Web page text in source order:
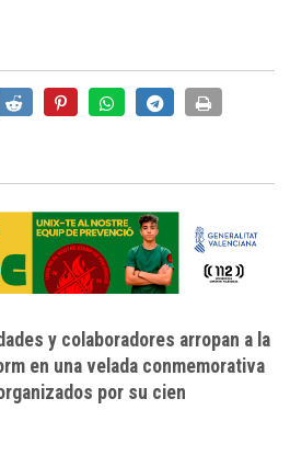
y colaboradores arropan a la
en una velada conmemorativa
por su cien